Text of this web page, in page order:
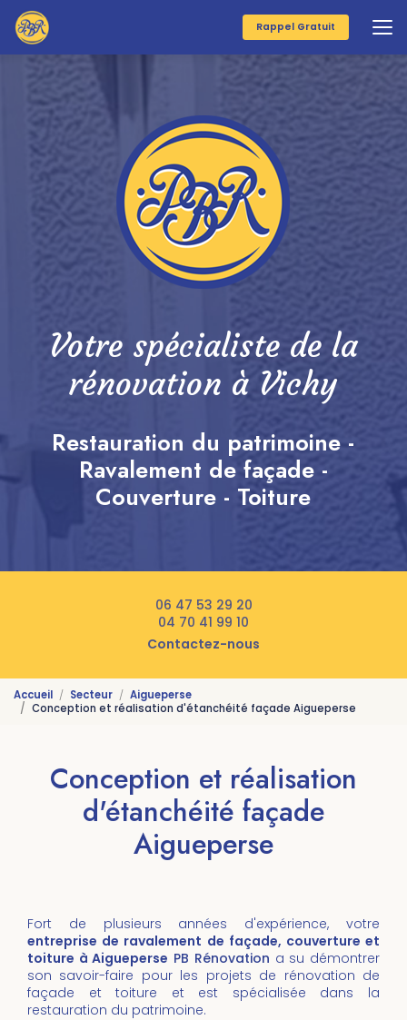
Aller
au
contenu
principal
Rappel Gratuit
Votre spécialiste de la
rénovation à Vichy
Restauration du patrimoine -
Ravalement de façade -
Couverture - Toiture
06 47 53 29 20
04 70 41 99 10
Contactez-nous
Accueil Secteur
Aigueperse
Conception et réalisation d'étanchéité façade Aigueperse
Conception et réalisation
d'étanchéité façade
Aigueperse
Fort de plusieurs années d'expérience, votre
entreprise de ravalement de façade, couverture et
toiture à Aigueperse PB Rénovation a su démontrer
son savoir-faire pour les projets de rénovation de
façade et toiture et est spécialisée dans la
restauration du patrimoine.